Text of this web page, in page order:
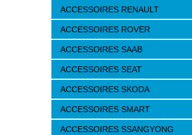
ACCESSOIRES RENAULT
ACCESSOIRES ROVER
ACCESSOIRES SAAB
ACCESSOIRES SEAT
ACCESSOIRES SKODA
ACCESSOIRES SMART
ACCESSOIRES SSANGYONG